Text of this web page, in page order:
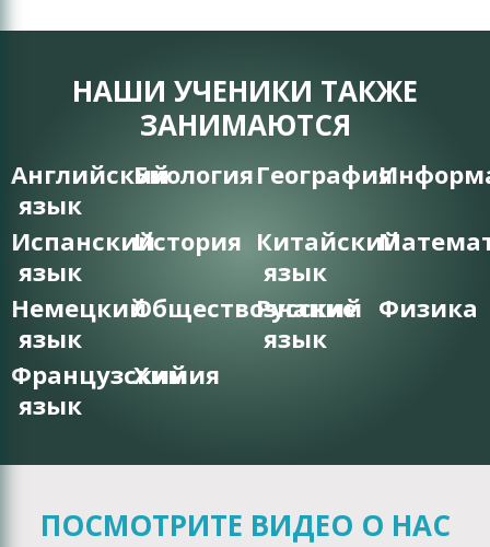
НАШИ УЧЕНИКИ ТАКЖЕ
ЗАНИМАЮТСЯ
Английский
язык
БиологияГеография
Испанский
язык
История Китайский
язык
Немецкий
язык
Обществознание
Русский
язык
Физика
Французский
язык
Химия
ПОСМОТРИТЕ ВИДЕО О НАС